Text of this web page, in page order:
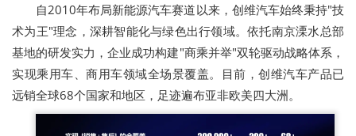
自2010年布局新能源汽车赛道以来，创维汽车始终秉持"技
术为王"理念，深耕智能化与绿色出行领域。依托南京溧水总部
基地的研发实力，企业成功构建"商乘并举"双轮驱动战略体系，
实现乘用车、商用车领域全场景覆盖。目前，创维汽车产品已
远销全球68个国家和地区，足迹遍布亚非欧美四大洲。